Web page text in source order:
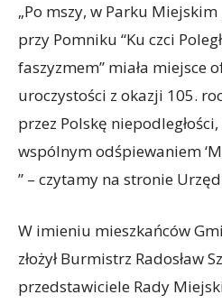
„Po mszy, w Parku
przy Pomniku “Ku czci
faszyzmem” miała miejsce
uroczystości z okazji 105.
przez Polskę
wspólnym odśpiewaniem
” – czytamy na stronie
W imieniu mieszkańców
złożył Burmistrz Radosław
przedstawiciele Rady